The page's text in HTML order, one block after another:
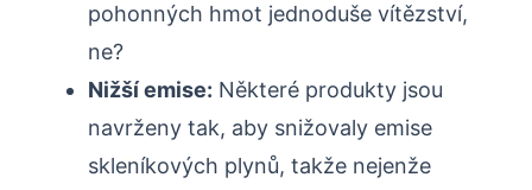
pohonných hmot jednoduše vítězství,
ne?
Nižší emise: Některé produkty jsou
navrženy tak, aby snižovaly emise
skleníkových plynů, takže nejenže